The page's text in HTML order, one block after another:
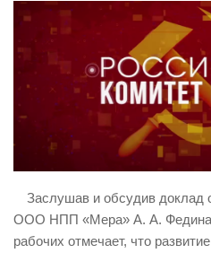
Заслушав и обсудив доклад
ООО НПП «Мера» А. А. Федина,
рабочих отмечает, что